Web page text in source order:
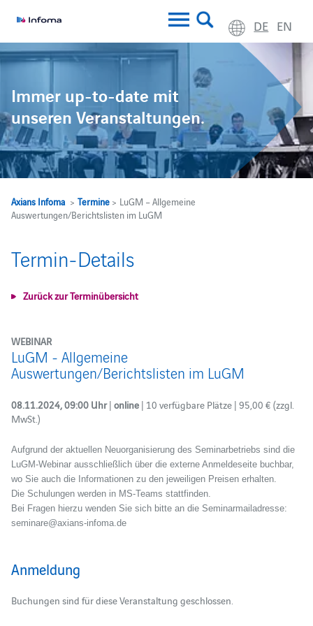
DE EN
Immer up-to-date mit
unseren Veranstaltungen.
Axians Infoma> Termine> LuGM – Allgemeine
Auswertungen/Berichtslisten im LuGM
Termin-Details
Zurück zur Terminübersicht
WEBINAR
LuGM - Allgemeine
Auswertungen/Berichtslisten im LuGM
08.11.2024, 09:00 Uhr| online | 10 verfügbare Plätze | 95,00 € (zzgl.
MwSt.)
Aufgrund der aktuellen Neuorganisierung des Seminarbetriebs sind die
LuGM-Webinar ausschließlich über die externe Anmeldeseite buchbar,
wo Sie auch die Informationen zu den jeweiligen Preisen erhalten.
Die Schulungen werden in MS-Teams stattfinden.
Bei Fragen hierzu wenden Sie sich bitte an die Seminarmailadresse:
seminare@axians-infoma.de
Anmeldung
Buchungen sind für diese Veranstaltung geschlossen.